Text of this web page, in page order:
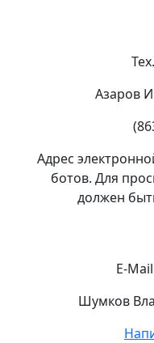
Азаров
Адрес
ботов. Для
должен
E-
Шумков